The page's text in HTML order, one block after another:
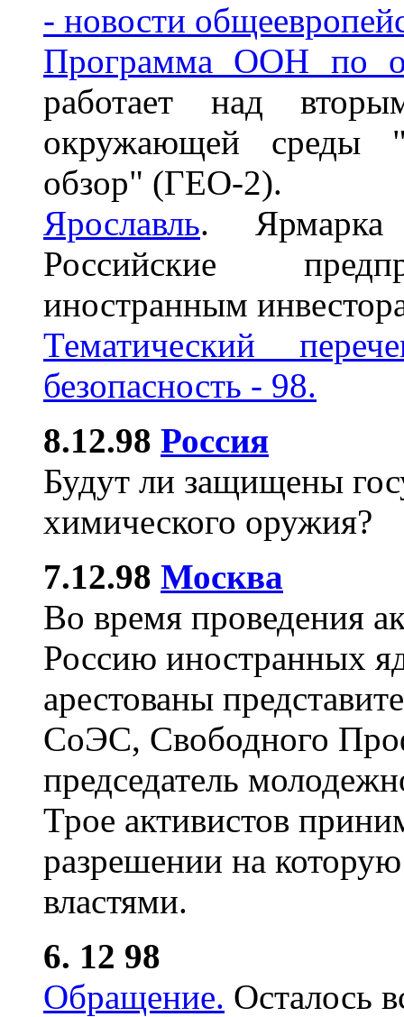
- новости
Программа ООН по
работает над
окружающей среды
обзор" (ГЕО-2).
Ярославль. Ярмарка
Российские
иностранным
Тематический
безопасность - 98.
8.12.98 Россия
Будут ли защищены
химического оружия?
7.12.98 Москва
Во время проведения
Россию иностранных
арестованы
СоЭС, Свободного
председатель
Трое активистов
разрешении на
властями.
6. 12 98
Обращение. Осталось